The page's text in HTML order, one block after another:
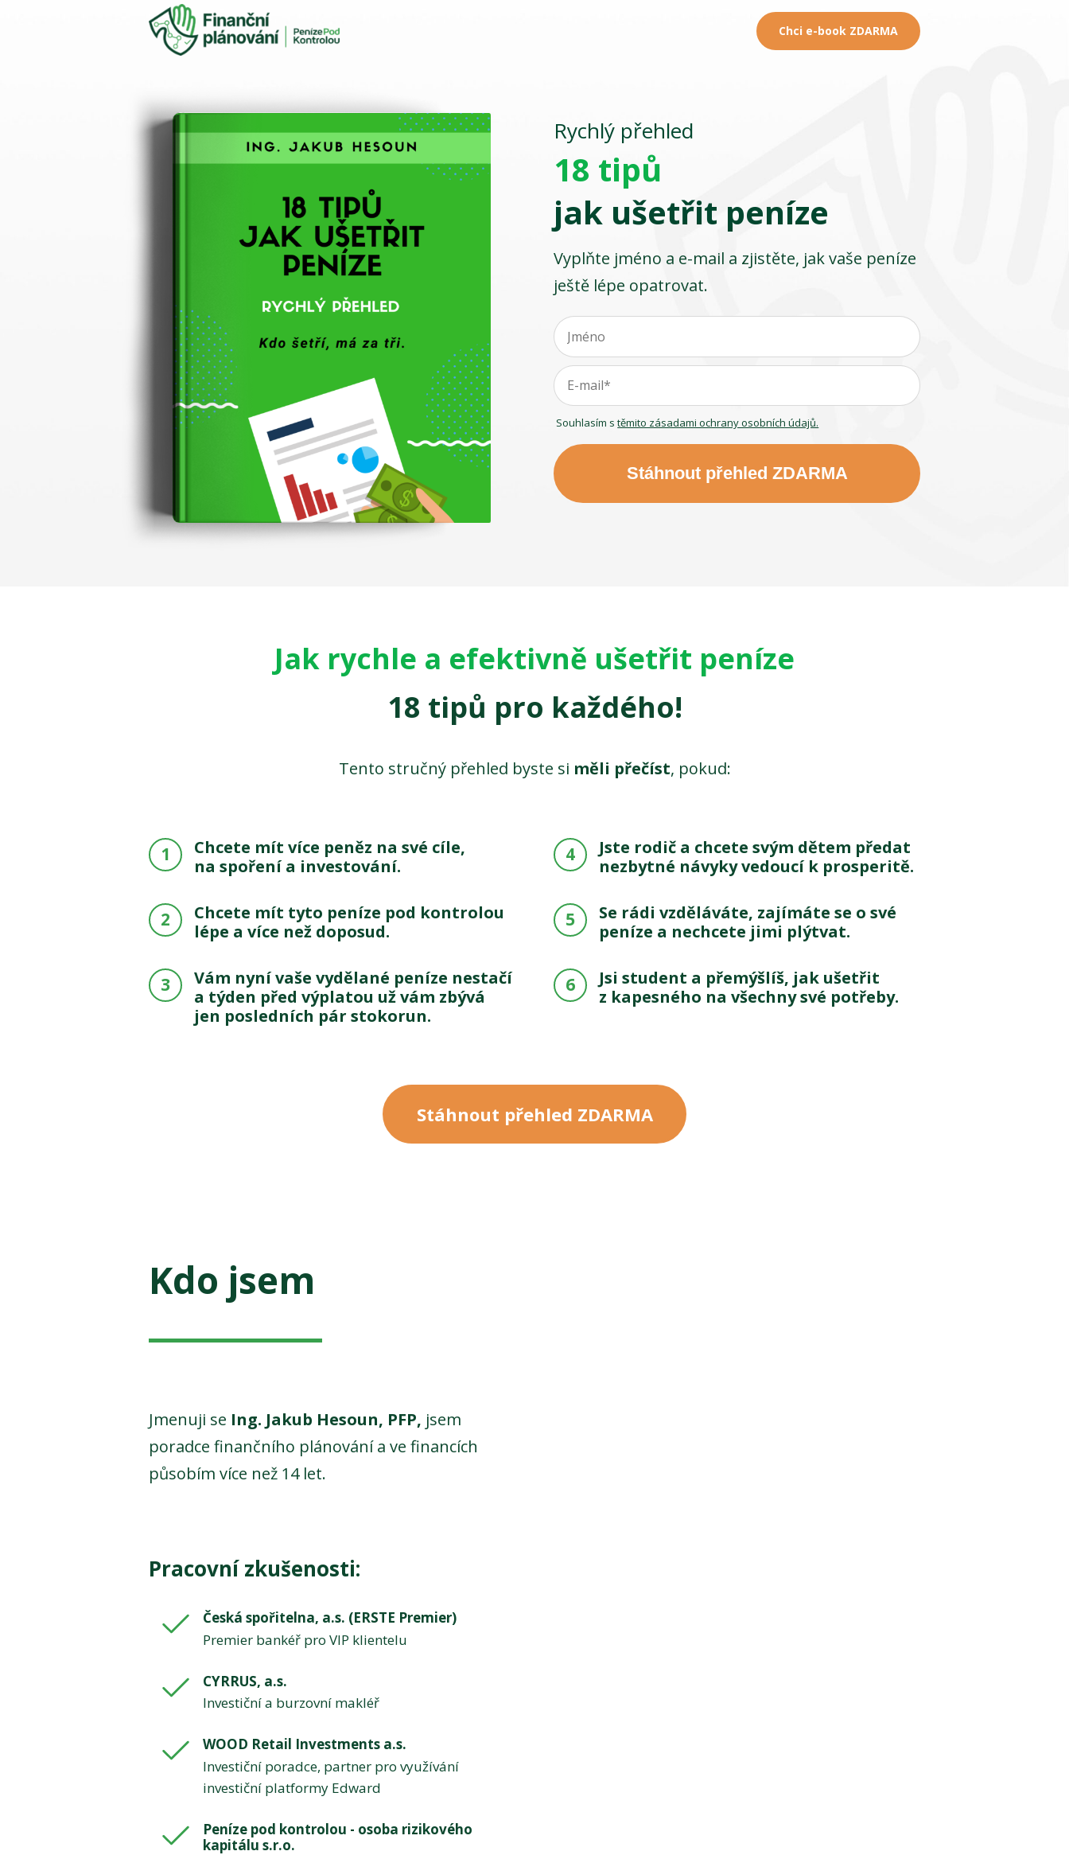
Chci e-book ZDARMA
Rychlý přehled
18 tipů
jak ušetřit peníze
Vyplňte jméno a e-mail a zjistěte, jak vaše peníze
ještě lépe opatrovat.
Souhlasím stěmito zásadami ochrany osobních údajů.
Stáhnout přehled ZDARMA
Jak rychle a efektivně ušetřit peníze
18 tipů pro každého!
Tento stručný přehled byste si měli přečíst, pokud:
1
Chcete mít více peněz na své cíle,
na spoření a investování.
2
Chcete mít tyto peníze pod kontrolou
lépe a více než doposud.
3
Vám nyní vaše vydělané peníze nestačí
a týden před výplatou už vám zbývá
jen posledních pár stokorun.
4
Jste rodič a chcete svým dětem předat
nezbytné návyky vedoucí k prosperitě.
5
Se rádi vzděláváte, zajímáte se o své
peníze a nechcete jimi plýtvat.
6
Jsi student a přemýšlíš, jak ušetřit
z kapesného na všechny své potřeby.
Stáhnout přehled ZDARMA
Kdo jsem
Jmenuji se Ing. Jakub Hesoun, PFP, jsem
poradce finančního plánování a ve financích
působím více než 14 let.
Pracovní zkušenosti:
Česká spořitelna, a.s. (ERSTE Premier)
Premier bankéř pro VIP klientelu
CYRRUS, a.s.
Investiční a burzovní makléř
WOOD Retail Investments a.s.
Investiční poradce, partner pro využívání
investiční platformy Edward
Peníze pod kontrolou - osoba rizikového
kapitálu s.r.o.